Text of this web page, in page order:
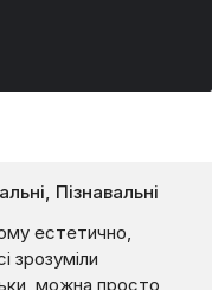
Пізнавальні
естетично,
зрозуміли
можна просто